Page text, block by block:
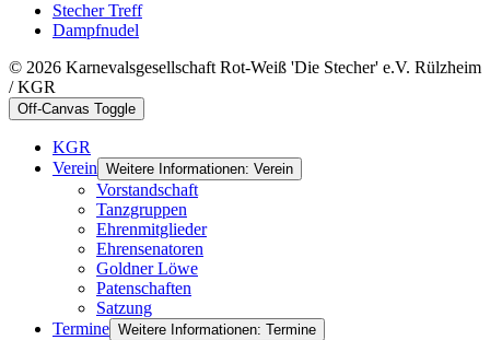
Stecher Treff
Dampfnudel
© 2026 Karnevalsgesellschaft Rot-Weiß 'Die Stecher' e.V. Rülzheim
/ KGR
Off-Canvas Toggle
KGR
Verein Weitere Informationen: Verein
Vorstandschaft
Tanzgruppen
Ehrenmitglieder
Ehrensenatoren
Goldner Löwe
Patenschaften
Satzung
Termine Weitere Informationen: Termine